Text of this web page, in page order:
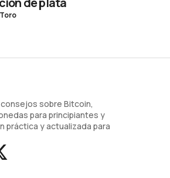
sobre Bitcoin,
para principiantes y
práctica y actualizada para